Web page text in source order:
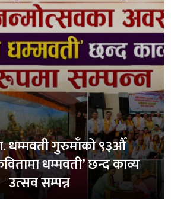
धम्मवती गुरुमाँको ९३औँ
धम्मवती’ छन्द काव्य
उत्सव सम्पन्न